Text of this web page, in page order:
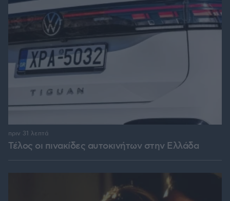
Τέλος οι πινακίδες αυτοκινήτων στην Ελλάδα
πριν 31 λεπτά